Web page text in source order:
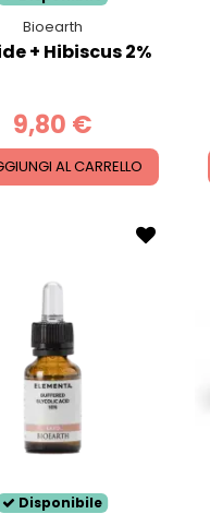
Bioearth
+ Hibiscus 2%
9,80 €
AL CARRELLO
Disponibile